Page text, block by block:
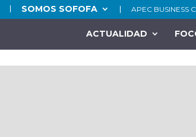
SOMOS SOFOFA APEC BUSINESS
ACTUALIDAD